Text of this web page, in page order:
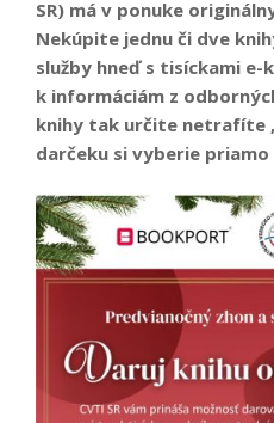
SR) má v ponuke
Nekúpite jednu či dve
služby hneď s tisíckami e-
k informáciám z
knihy tak určite netrafíte
darčeku si vyberie